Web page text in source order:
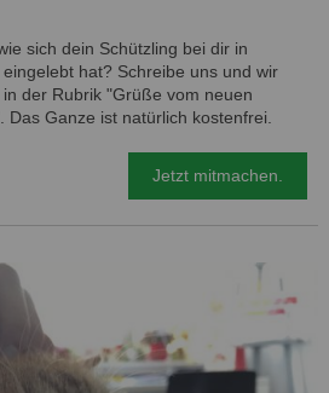
sich dein Schützling bei dir in
hat? Schreibe uns und wir
der Rubrik "Grüße vom neuen
Ganze ist natürlich kostenfrei.
Jetzt mitmachen.